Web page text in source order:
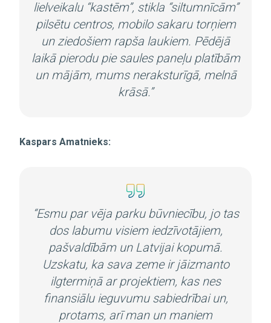
lielveikalu “kastēm”, stikla “siltumnīcām”
pilsētu centros, mobilo sakaru torņiem
un ziedošiem rapša laukiem. Pēdējā
laikā pierodu pie saules paneļu platībām
un mājām, mums neraksturīgā, melnā
krāsā.”
Kaspars Amatnieks:
“Esmu par vēja parku būvniecību, jo tas
dos labumu visiem iedzīvotājiem,
pašvaldībām un Latvijai kopumā.
Uzskatu, ka sava zeme ir jāizmanto
ilgtermiņā ar projektiem, kas nes
finansiālu ieguvumu sabiedrībai un,
protams, arī man un maniem